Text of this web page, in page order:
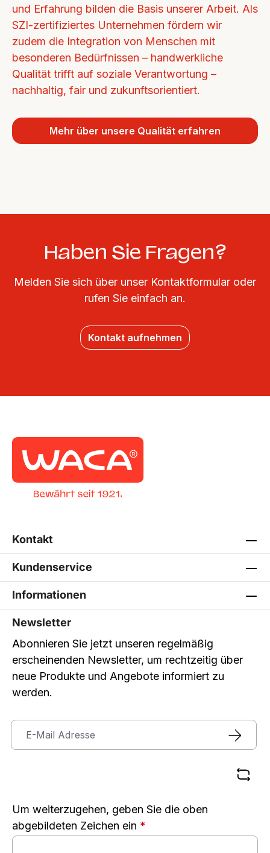
und Erfahrung bilden die Basis unserer Arbeit. Als
SZI-zertifiziertes Unternehmen fördern wir
zudem die Integration von Menschen mit
besonderen Bedürfnissen – handwerkliche
Qualität trifft auf soziale Verantwortung –
nachhaltig, fair und zukunftsorientiert.
Mehr über unsere Qualität erfahren
Haben Sie Fragen?
Melden Sie sich über unser Kontaktformular oder
rufen Sie einfach an.
Kontakt aufnehmen
Kontakt
Kundenservice
Informationen
Newsletter
Abonnieren Sie jetzt unseren regelmäßig
erscheinenden Newsletter, um rechtzeitig über
neue Produkte und Angebote informiert zu
werden.
Um weiterzugehen, geben Sie die oben
abgebildeten Zeichen ein *